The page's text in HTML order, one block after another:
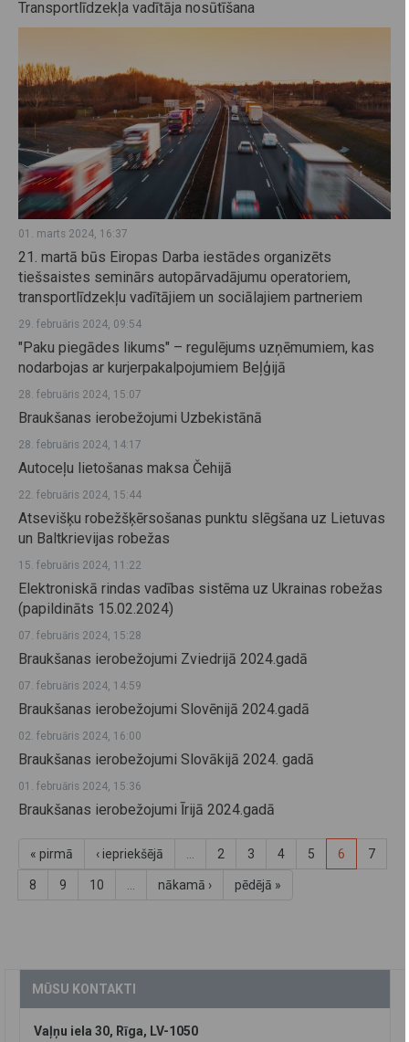
Transportlīdzekļa vadītāja nosūtīšana
01. marts 2024, 16:37
21. martā būs Eiropas Darba iestādes organizēts
tiešsaistes seminārs autopārvadājumu operatoriem,
transportlīdzekļu vadītājiem un sociālajiem partneriem
29. februāris 2024, 09:54
"Paku piegādes likums" – regulējums uzņēmumiem, kas
nodarbojas ar kurjerpakalpojumiem Beļģijā
28. februāris 2024, 15:07
Braukšanas ierobežojumi Uzbekistānā
28. februāris 2024, 14:17
Autoceļu lietošanas maksa Čehijā
22. februāris 2024, 15:44
Atsevišķu robežšķērsošanas punktu slēgšana uz Lietuvas
un Baltkrievijas robežas
15. februāris 2024, 11:22
Elektroniskā rindas vadības sistēma uz Ukrainas robežas
(papildināts 15.02.2024)
07. februāris 2024, 15:28
Braukšanas ierobežojumi Zviedrijā 2024.gadā
07. februāris 2024, 14:59
Braukšanas ierobežojumi Slovēnijā 2024.gadā
02. februāris 2024, 16:00
Braukšanas ierobežojumi Slovākijā 2024. gadā
01. februāris 2024, 15:36
Braukšanas ierobežojumi Īrijā 2024.gadā
« pirmā ‹ iepriekšējā 2 3 4 5 6 7
8 9 10 nākamā › pēdējā »
MŪSU KONTAKTI
Vaļņu iela 30, Rīga, LV-1050